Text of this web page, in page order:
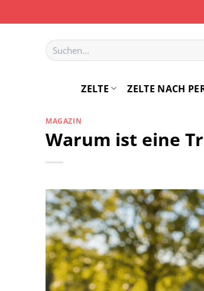
Inhalt
Suchen
nach:
ZELTE ZELTE NACH
MAGAZIN
Warum ist eine